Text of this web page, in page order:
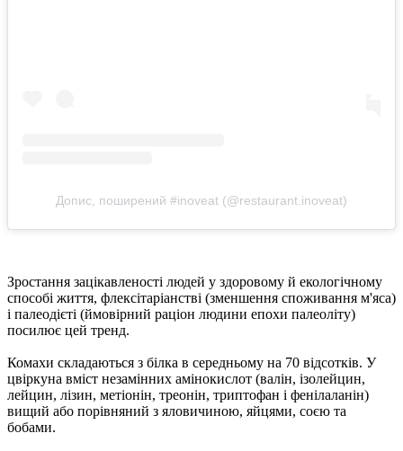
Допис, поширений #inoveat (@restaurant.inoveat)
Зростання зацікавленості людей у здоровому й екологічному
способі життя, флексітаріанстві (зменшення споживання м'яса)
і палеодієті (ймовірний раціон людини епохи палеоліту)
посилює цей тренд.
Комахи складаються з білка в середньому на 70 відсотків. У
цвіркуна вміст незамінних амінокислот (валін, ізолейцин,
лейцин, лізин, метіонін, треонін, триптофан і фенілаланін)
вищий або порівняний з яловичиною, яйцями, соєю та
бобами.